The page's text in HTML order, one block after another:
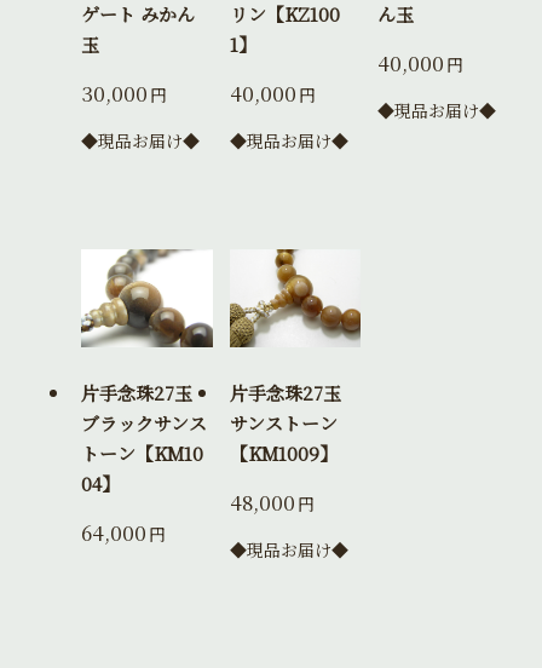
ゲート みかん
玉
30,000 円
◆現品お届け◆
リン【KZ100
1】
40,000 円
◆現品お届け◆
ん玉
40,000 円
◆現品お届け◆
片手念珠27玉
ブラックサンス
トーン【KM10
04】
64,000 円
片手念珠27玉
サンストーン
【KM1009】
48,000 円
◆現品お届け◆